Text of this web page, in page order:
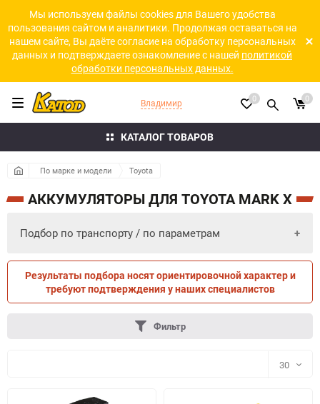
Мы используем файлы cookies для Вашего удобства
пользования сайтом и аналитики. Продолжая оставаться на
нашем сайте, Вы даёте согласие на обработку персональных
данных и подтверждаете ознакомление с нашей политикой
обработки персональных данных.
КАТАЛОГ ТОВАРОВ
Владимир 0 0
По марке и модели Toyota
АККУМУЛЯТОРЫ ДЛЯ TOYOTA MARK X
Подбор по транспорту / по параметрам
ПО ТРАНСПОРТУ ПО ПАРАМЕТРАМ
Результаты подбора носят ориентировочной характер и
требуют подтверждения у наших специалистов
Фильтр
30